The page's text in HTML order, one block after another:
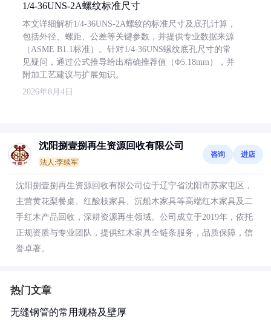
1/4-36UNS-2A螺纹标准尺寸
本文详细解析1/4-36UNS-2A螺纹的标准尺寸及底孔计算，
包括外径、螺距、公差等关键参数，并提供专业数据来源
（ASME B1.1标准）。针对1/4-36UNS螺纹底孔尺寸的常
见疑问，通过公式推导给出精确推荐值（Φ5.18mm），并
附加工艺建议与扩展知识。
2026年8月4日
沈阳捌壹捌再生资源回收有限公司
法人:李续军
咨询 进店
沈阳捌壹捌再生资源回收有限公司位于辽宁省沈阳市苏家屯区，
主营黄花梨餐桌、红酸枝家具、沉船木家具等高端红木家具及二
手红木产品回收，深耕资源再生领域。公司成立于2019年，依托
正规资质与专业团队，提供红木家具全链条服务，品质保障，信
誉卓著。
热门文章
无缝钢管的常用规格及壁厚